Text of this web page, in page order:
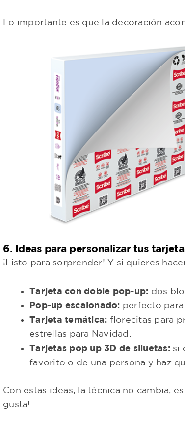
Lo importante es que la decoración
6. Ideas para personalizar tus
¡Listo para sorprender! Y si quieres
Tarjeta con doble pop-up: dos
Pop-up escalonado: perfecto para
Tarjeta temática: florecitas para
estrellas para Navidad.
Tarjetas pop up 3D de siluetas: si
favorito o de una persona y haz
Con estas ideas, la técnica no cambia,
gusta!